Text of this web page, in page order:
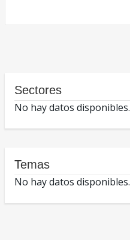
Sectores
No hay datos disponibles.
Temas
No hay datos disponibles.